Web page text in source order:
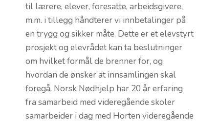
til lærere, elever, foresatte, arbeidsgivere,
m.m. i tillegg håndterer vi innbetalinger på
en trygg og sikker måte. Dette er et elevstyrt
prosjekt og elevrådet kan ta beslutninger
om hvilket formål de brenner for, og
hvordan de ønsker at innsamlingen skal
foregå. Norsk Nødhjelp har 20 år erfaring
fra samarbeid med videregående skoler
samarbeider i dag med Horten videregående